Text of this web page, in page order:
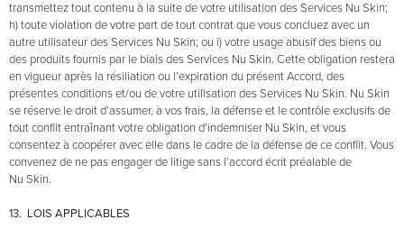
transmettez tout contenu à la suite de votre utilisation des Services Nu Skin;
h) toute violation de votre part de tout contrat que vous concluez avec un
autre utilisateur des Services Nu Skin; ou i) votre usage abusif des biens ou
des produits fournis par le biais des Services Nu Skin. Cette obligation restera
en vigueur après la résiliation ou l’expiration du présent Accord, des
présentes conditions et/ou de votre utilisation des Services Nu Skin. Nu Skin
se réserve le droit d’assumer, à vos frais, la défense et le contrôle exclusifs de
tout conflit entraînant votre obligation d’indemniser Nu Skin, et vous
consentez à coopérer avec elle dans le cadre de la défense de ce conflit. Vous
convenez de ne pas engager de litige sans l’accord écrit préalable de
Nu Skin.
13. LOIS APPLICABLES